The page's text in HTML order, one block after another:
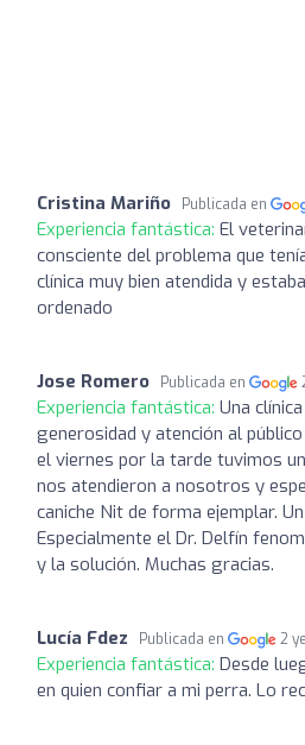
Cristina Mariño Publicada en
Experiencia fantástica: El
consciente del problema que
clínica muy bien atendida y
ordenado
Jose Romero Publicada en
Experiencia fantástica: Una
generosidad y atención al
el viernes por la tarde tuvimos
nos atendieron a nosotros y
caniche Nit de forma ejemplar.
Especialmente el Dr. Delfín
y la solución. Muchas gracias.
Lucía Fdez Publicada en 2
Experiencia fantástica: Desde
en quien confiar a mi perra. Lo